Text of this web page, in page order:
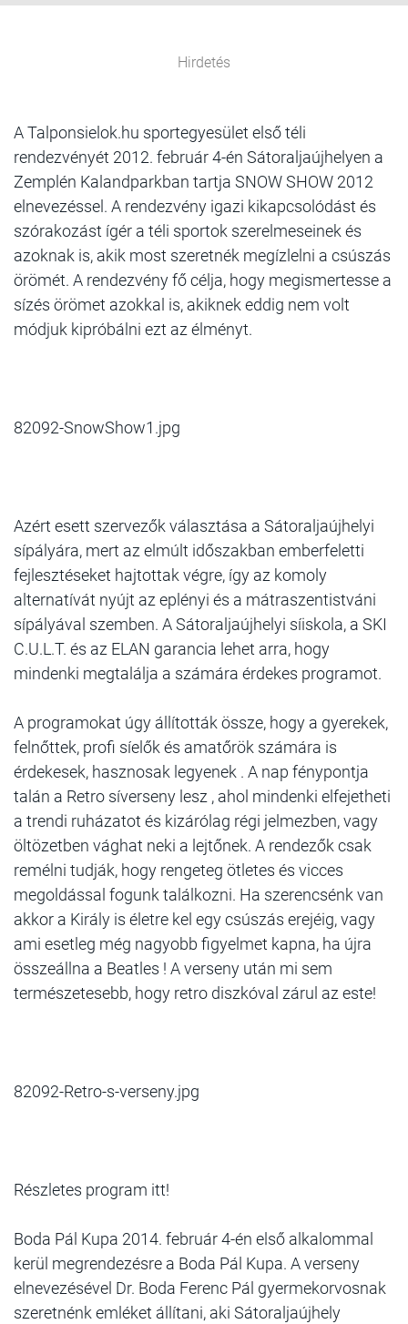
Hirdetés
A Talponsielok.hu sportegyesület első téli
rendezvényét 2012. február 4-én Sátoraljaújhelyen a
Zemplén Kalandparkban tartja SNOW SHOW 2012
elnevezéssel. A rendezvény igazi kikapcsolódást és
szórakozást ígér a téli sportok szerelmeseinek és
azoknak is, akik most szeretnék megízlelni a csúszás
örömét. A rendezvény fő célja, hogy megismertesse a
sízés örömet azokkal is, akiknek eddig nem volt
módjuk kipróbálni ezt az élményt.
82092-SnowShow1.jpg
Azért esett szervezők választása a Sátoraljaújhelyi
sípályára, mert az elmúlt időszakban emberfeletti
fejlesztéseket hajtottak végre, így az komoly
alternatívát nyújt az eplényi és a mátraszentistváni
sípályával szemben. A Sátoraljaújhelyi síiskola, a SKI
C.U.L.T. és az ELAN garancia lehet arra, hogy
mindenki megtalálja a számára érdekes programot.
A programokat úgy állították össze, hogy a gyerekek,
felnőttek, profi síelők és amatőrök számára is
érdekesek, hasznosak legyenek . A nap fénypontja
talán a Retro síverseny lesz , ahol mindenki elfejetheti
a trendi ruházatot és kizárólag régi jelmezben, vagy
öltözetben vághat neki a lejtőnek. A rendezők csak
remélni tudják, hogy rengeteg ötletes és vicces
megoldással fogunk találkozni. Ha szerencsénk van
akkor a Király is életre kel egy csúszás erejéig, vagy
ami esetleg még nagyobb figyelmet kapna, ha újra
összeállna a Beatles ! A verseny után mi sem
természetesebb, hogy retro diszkóval zárul az este!
82092-Retro-s-verseny.jpg
Részletes program itt!
Boda Pál Kupa 2014. február 4-én első alkalommal
kerül megrendezésre a Boda Pál Kupa. A verseny
elnevezésével Dr. Boda Ferenc Pál gyermekorvosnak
szeretnénk emléket állítani, aki Sátoraljaújhely